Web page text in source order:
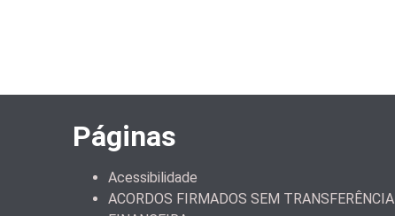
Páginas
Acessibilidade
ACORDOS FIRMADOS SEM TRANSFERÊNCIA